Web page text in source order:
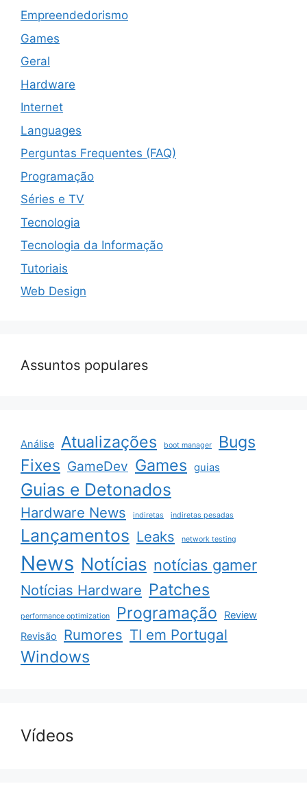
Empreendedorismo
Games
Geral
Hardware
Internet
Languages
Perguntas Frequentes (FAQ)
Programação
Séries e TV
Tecnologia
Tecnologia da Informação
Tutoriais
Web Design
Assuntos populares
Análise Atualizações boot manager
Bugs
Fixes GameDev Games guias
Guias e Detonados
Hardware News indiretas indiretas pesadas
Lançamentos Leaks network testing
News Notícias notícias gamer
Notícias Hardware Patches
performance optimization Programação
Review
Revisão
Rumores TI em Portugal
Windows
Vídeos